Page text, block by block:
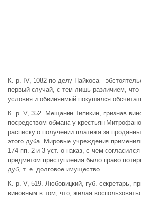
К. р. IV, 1082 по делу
первый случай, с тем лишь различием, что
условия и обвиняемый покушался
К. р. V, 352. Мещанин Типикин, признав
посредством обмана у крестьян
расписку о получении платежа за
этого дуба. Мировые учреждения
174 пп. 2 и 3 уст. о наказ, с чем
предметом преступления было право
дуб, т. е. долговое имущество.
К. р. V, 519. Любовицкий, губ. секретарь,
виновным в том, что, желая